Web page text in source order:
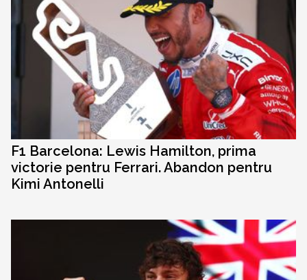
F1 Barcelona: Lewis Hamilton, prima
victorie pentru Ferrari. Abandon pentru
Kimi Antonelli